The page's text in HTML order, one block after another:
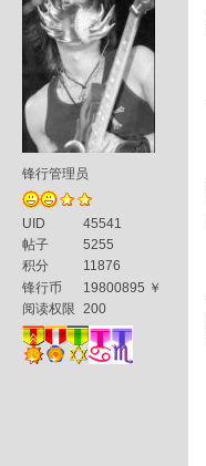
锋行管理员
UID
45541
帖子
5255
积分
11876
锋行币
19800895 ￥
阅读权限
200